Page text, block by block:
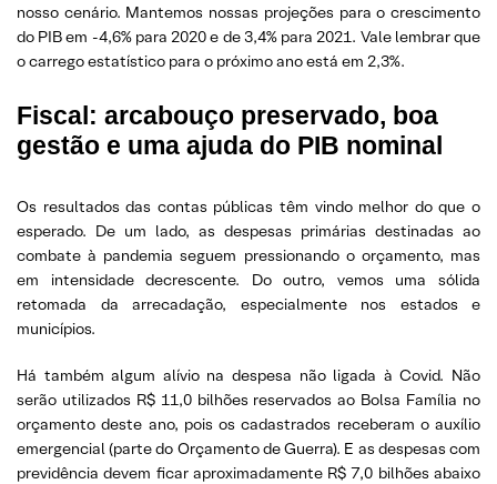
nosso cenário. Mantemos nossas projeções para o crescimento
do PIB em -4,6% para 2020 e de 3,4% para 2021. Vale lembrar que
o carrego estatístico para o próximo ano está em 2,3%.
Fiscal: arcabouço preservado, boa
gestão e uma ajuda do PIB nominal
Os resultados das contas públicas têm vindo melhor do que o
esperado. De um lado, as despesas primárias destinadas ao
combate à pandemia seguem pressionando o orçamento, mas
em intensidade decrescente. Do outro, vemos uma sólida
retomada da arrecadação, especialmente nos estados e
municípios.
Há também algum alívio na despesa não ligada à Covid. Não
serão utilizados R$ 11,0 bilhões reservados ao Bolsa Família no
orçamento deste ano, pois os cadastrados receberam o auxílio
emergencial (parte do Orçamento de Guerra). E as despesas com
previdência devem ficar aproximadamente R$ 7,0 bilhões abaixo